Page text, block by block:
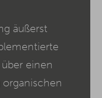
äußerst
einen